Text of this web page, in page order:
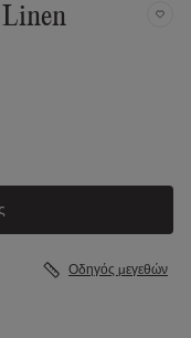
Linen
Οδηγός μεγεθών